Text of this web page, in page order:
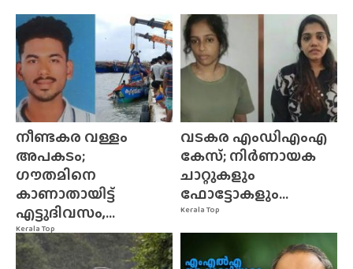
Kerala Top
നീണ്ടകര വള്ളം
അപകടം;
ഗൗതമിനെ
കാണാതായിട്ട്
എട്ടുദിവസം,...
Kerala Top
വടകര എംഡിഎംഎ
കേസ്; നിർണായക
ചാറ്റുകളും
ഫോട്ടോകളും...